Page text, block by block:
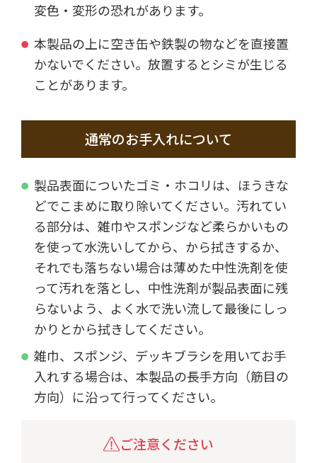
変色・変形の恐れがあります。
本製品の上に空き缶や鉄製の物などを直接置
かないでください。放置するとシミが生じる
ことがあります。
通常のお手入れについて
製品表面についたゴミ・ホコリは、ほうきな
どでこまめに取り除いてください。汚れてい
る部分は、雑巾やスポンジなど柔らかいもの
を使って水洗いしてから、から拭きするか、
それでも落ちない場合は薄めた中性洗剤を使
って汚れを落とし、中性洗剤が製品表面に残
らないよう、よく水で洗い流して最後にしっ
かりとから拭きしてください。
雑巾、スポンジ、デッキブラシを用いてお手
入れする場合は、本製品の長手方向（筋目の
方向）に沿って行ってください。
ご注意ください